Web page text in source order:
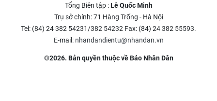
Tổng Biên tập :Lê Quốc Minh
Trụ sở chính: 71 Hàng Trống - Hà Nội
Tel: (84) 24 382 54231/382 54232 Fax: (84) 24 382 55593.
E-mail: nhandandientu@nhandan.vn
©2026. Bản quyền thuộc về Báo Nhân Dân